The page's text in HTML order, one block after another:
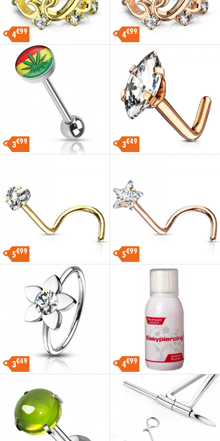
4€99 4€99
3€99 3€49
5€99 5€99
3€49 4€99